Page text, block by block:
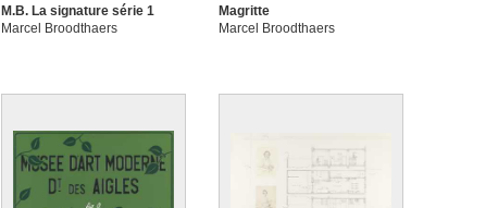
M.B. La signature série 1
Marcel Broodthaers
Magritte
Marcel Broodthaers